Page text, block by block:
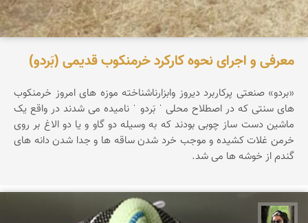
معرفی و اجرای نحوه کارکرد خرمنکوب قدیمی (بَردو)
«بردو» صنعتی پرکاربرد دیروز وابزارناشناخته موزه های امروز خرمنکوب
های سنتی که در اصطلاح محلی ˈ بَردو ˈ نامیده می شدند در واقع یک
ماشین دست ساز چوبی بودند که به وسیله دو گاو و یا دو الاغ بر روی
خرمن غلات کشیده و موجب خرد شدن ساقه ها و جدا شدن دانه های
گندم از خوشه ها می شد.